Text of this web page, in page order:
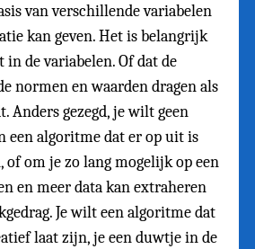
van verschillende variabelen
kan geven. Het is belangrijk
de variabelen. Of dat de
normen en waarden dragen als
Anders gezegd, je wilt geen
een algoritme dat er op uit is
of om je zo lang mogelijk op een
en meer data kan extraheren
Je wilt een algoritme dat
laat zijn, je een duwtje in de